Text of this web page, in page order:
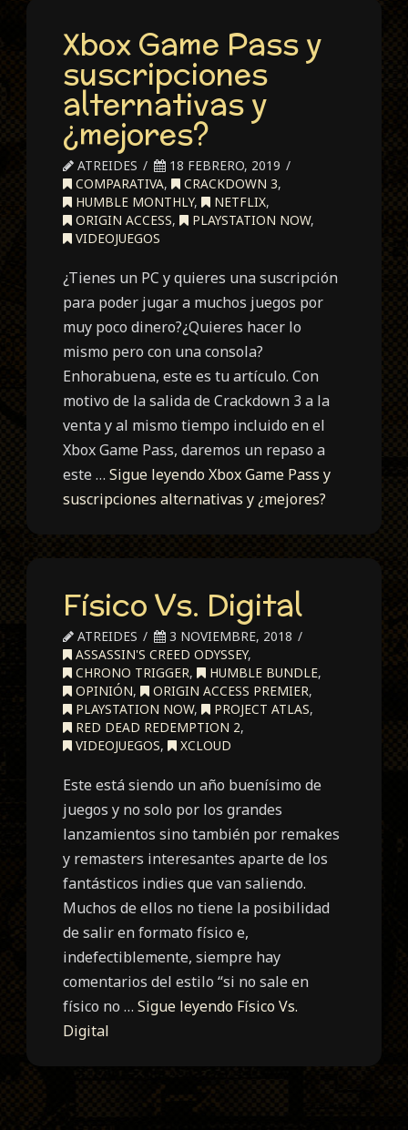
Xbox Game Pass y
suscripciones
alternativas y
¿mejores?
ATREIDES
18 FEBRERO, 2019
COMPARATIVA, CRACKDOWN 3,
HUMBLE MONTHLY, NETFLIX,
ORIGIN ACCESS, PLAYSTATION NOW,
VIDEOJUEGOS
¿Tienes un PC y quieres una suscripción
para poder jugar a muchos juegos por
muy poco dinero?¿Quieres hacer lo
mismo pero con una consola?
Enhorabuena, este es tu artículo. Con
motivo de la salida de Crackdown 3 a la
venta y al mismo tiempo incluido en el
Xbox Game Pass, daremos un repaso a
este …Sigue leyendoXbox Game Pass y
suscripciones alternativas y ¿mejores?
Físico Vs. Digital
ATREIDES
3 NOVIEMBRE, 2018
ASSASSIN'S CREED ODYSSEY,
CHRONO TRIGGER, HUMBLE BUNDLE,
OPINIÓN, ORIGIN ACCESS PREMIER,
PLAYSTATION NOW, PROJECT ATLAS,
RED DEAD REDEMPTION 2,
VIDEOJUEGOS, XCLOUD
Este está siendo un año buenísimo de
juegos y no solo por los grandes
lanzamientos sino también por remakes
y remasters interesantes aparte de los
fantásticos indies que van saliendo.
Muchos de ellos no tiene la posibilidad
de salir en formato físico e,
indefectiblemente, siempre hay
comentarios del estilo “si no sale en
físico no …Sigue leyendo Físico Vs.
Digital